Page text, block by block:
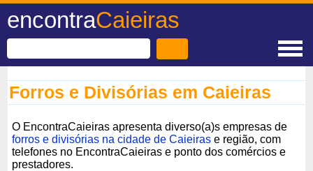
encontraCaieiras
Forros e Divisórias em Caieiras
O EncontraCaieiras apresenta diverso(a)s empresas de
forros e divisórias na cidade de Caieiras e região, com
telefones no EncontraCaieiras e ponto dos comércios e
prestadores.